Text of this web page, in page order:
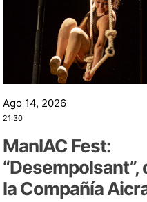
Ago 14, 2026
21:30
ManIAC Fest:
“Desempolsant”,
la Compañía